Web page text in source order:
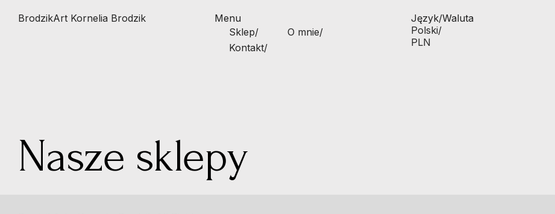
BrodzikArt Kornelia Brodzik
Menu
Sklep/ O mnie/
Kontakt/
Język/Waluta
Polski/
PLN
Nasze sklepy